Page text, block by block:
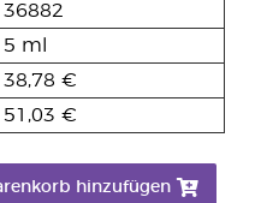
36882
5 ml
38,78 €
51,03 €
hinzufügen